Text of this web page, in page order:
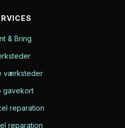
& Bring
værksteder
gavekort
reparation
reparation